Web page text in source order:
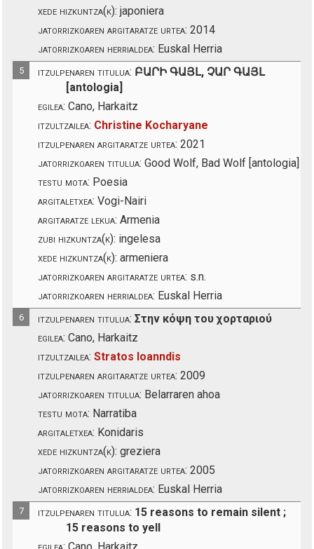
xede hizkuntza(k): japoniera
jatorrizkoaren argitaratze urtea: 2014
jatorrizkoaren herrialdea: Euskal Herria
5 itzulpenaren titulua: ԲԱՐԻ ԳԱՅԼ, ՉԱՐ ԳԱՅԼ
[antologia]
egilea: Cano, Harkaitz
itzultzailea: Christine Kocharyane
itzulpenaren argitaratze urtea: 2021
jatorrizkoaren titulua: Good Wolf, Bad Wolf [antologia]
testu mota: Poesia
argitaletxea: Vogi-Nairi
argitaratze lekua: Armenia
zubi hizkuntza(k): ingelesa
xede hizkuntza(k): armeniera
jatorrizkoaren argitaratze urtea: s.n.
jatorrizkoaren herrialdea: Euskal Herria
6 itzulpenaren titulua: Στην κόψη του χορταριού
egilea: Cano, Harkaitz
itzultzailea: Stratos Ioanndis
itzulpenaren argitaratze urtea: 2009
jatorrizkoaren titulua: Belarraren ahoa
testu mota: Narratiba
argitaletxea: Konidaris
xede hizkuntza(k): greziera
jatorrizkoaren argitaratze urtea: 2005
jatorrizkoaren herrialdea: Euskal Herria
7 itzulpenaren titulua: 15 reasons to remain silent ;
15 reasons to yell